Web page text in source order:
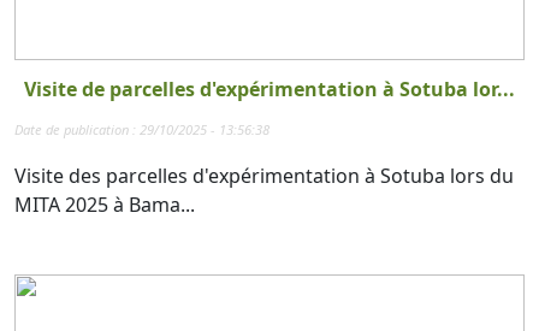
Visite de parcelles d'expérimentation à Sotuba lor...
Date de publication : 29/10/2025 - 13:56:38
Visite des parcelles d'expérimentation à Sotuba lors du
MITA 2025 à Bama...